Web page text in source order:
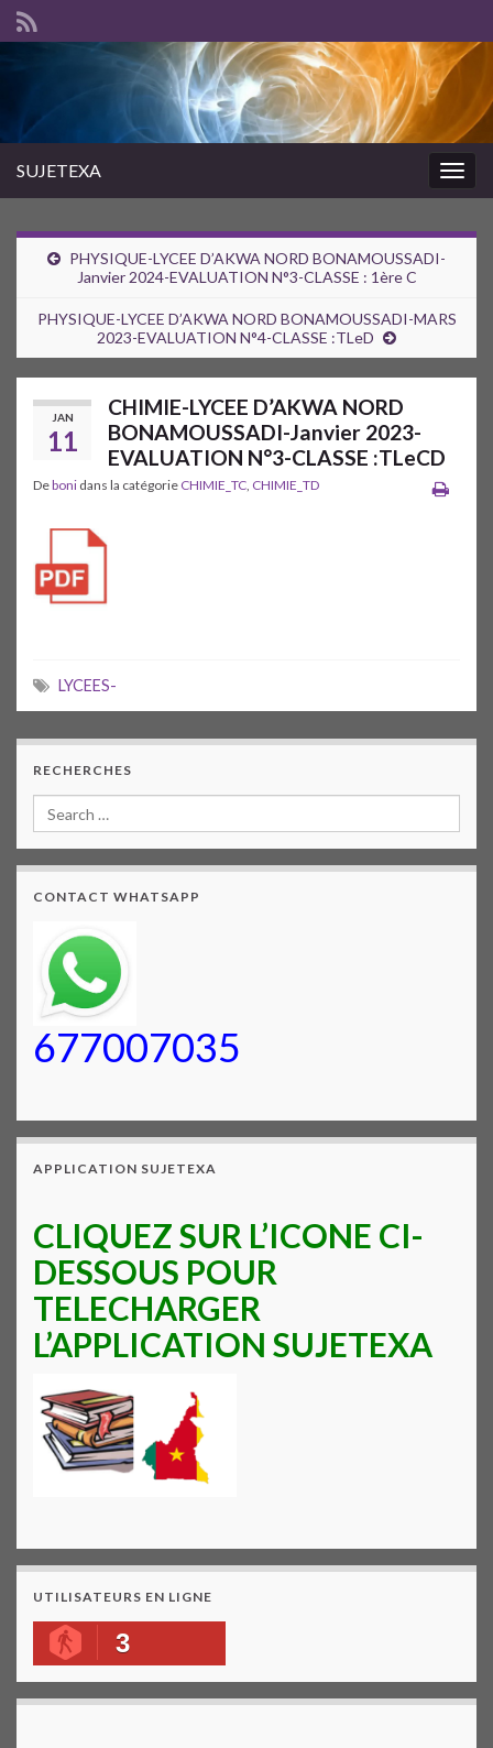
SUJETEXA
PHYSIQUE-LYCEE D’AKWA NORD BONAMOUSSADI-
Janvier 2024-EVALUATION N°3-CLASSE : 1ère C
PHYSIQUE-LYCEE D’AKWA NORD BONAMOUSSADI-MARS
2023-EVALUATION N°4-CLASSE :TLeD
JAN
11
CHIMIE-LYCEE D’AKWA NORD
BONAMOUSSADI-Janvier 2023-
EVALUATION N°3-CLASSE :TLeCD
Deboni dans la catégorie CHIMIE_TC, CHIMIE_TD
LYCEES-
RECHERCHES
CONTACT WHATSAPP
677007035
APPLICATION SUJETEXA
CLIQUEZ SUR L’ICONE CI-
DESSOUS POUR
TELECHARGER
L’APPLICATION SUJETEXA
UTILISATEURS EN LIGNE
3